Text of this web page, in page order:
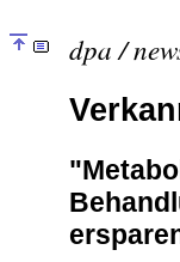
dpa /